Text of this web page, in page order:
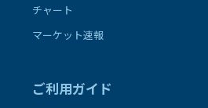
チャート
マーケット速報
ご利用ガイド